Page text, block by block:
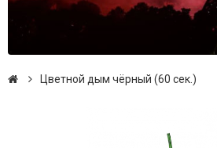
Цветной дым чёрный (60 сек.)